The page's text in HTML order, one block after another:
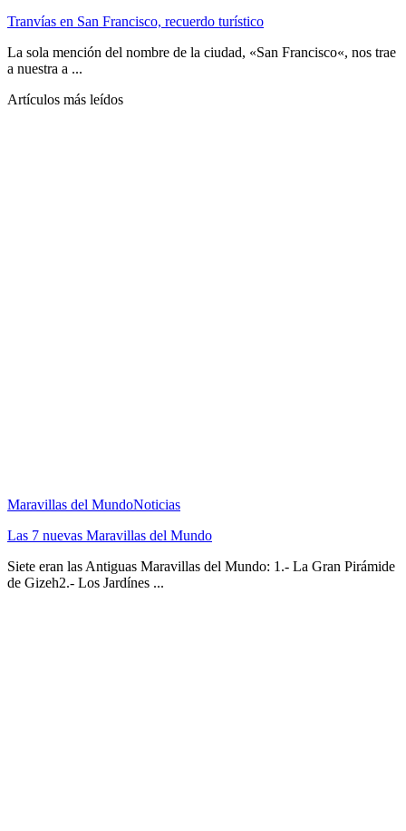
Tranvías en San Francisco, recuerdo turístico
La sola mención del nombre de la ciudad, «San Francisco«, nos trae
a nuestra a ...
Artículos más leídos
Maravillas del MundoNoticias
Las 7 nuevas Maravillas del Mundo
Siete eran las Antiguas Maravillas del Mundo: 1.- La Gran Pirámide
de Gizeh2.- Los Jardínes ...